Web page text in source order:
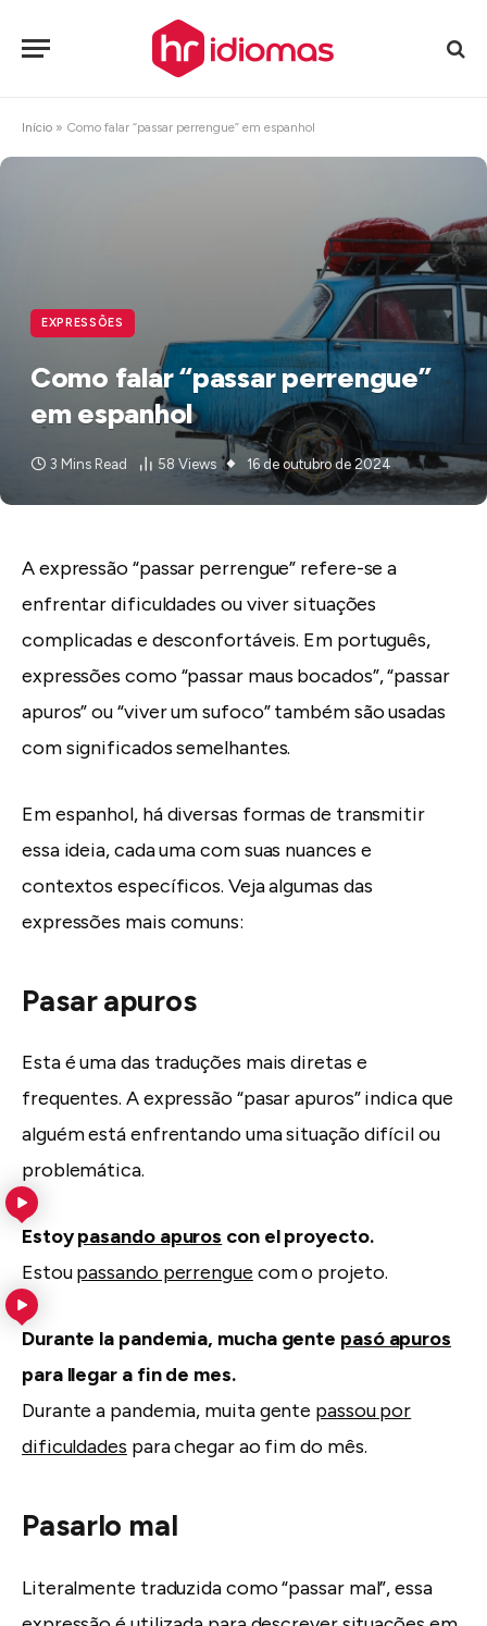
Início » Como falar “passar perrengue” em espanhol
EXPRESSÕES
Como falar “passar perrengue”
em espanhol
3 Mins Read 58 Views 16 de outubro de 2024
A expressão “passar perrengue” refere-se a
enfrentar dificuldades ou viver situações
complicadas e desconfortáveis. Em português,
expressões como “passar maus bocados”, “passar
apuros” ou “viver um sufoco” também são usadas
com significados semelhantes.
Em espanhol, há diversas formas de transmitir
essa ideia, cada uma com suas nuances e
contextos específicos. Veja algumas das
expressões mais comuns:
Pasar apuros
Esta é uma das traduções mais diretas e
frequentes. A expressão “pasar apuros” indica que
alguém está enfrentando uma situação difícil ou
problemática.
Estoypasando apuros con el proyecto.
Estoupassando perrengue com o projeto.
Durante la pandemia, mucha gente pasó apuros
para llegar a fin de mes.
Durante a pandemia, muita gente passou por
dificuldades para chegar ao fim do mês.
Pasarlo mal
Literalmente traduzida como “passar mal”, essa